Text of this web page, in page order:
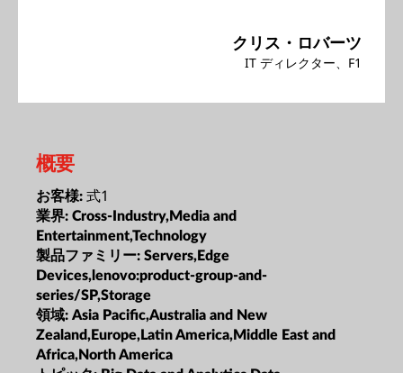
クリス・ロバーツ
IT ディレクター、F1
概要
お客様: 式1
業界: Cross-Industry,Media and
Entertainment,Technology
製品ファミリー: Servers,Edge
Devices,lenovo:product-group-and-
series/SP,Storage
領域: Asia Pacific,Australia and New
Zealand,Europe,Latin America,Middle East and
Africa,North America